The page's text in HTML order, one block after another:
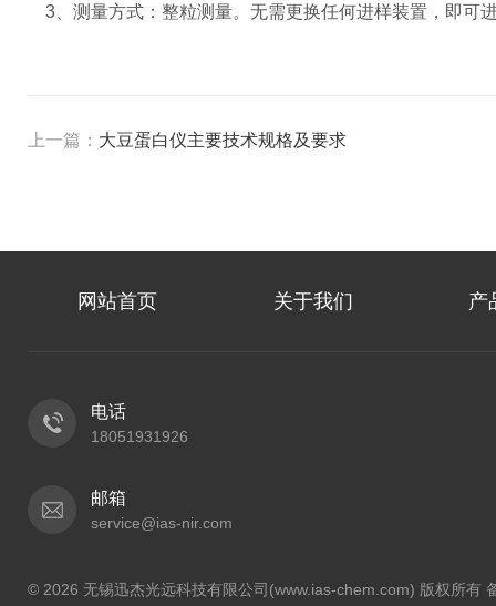
3、测量方式：整粒测量。无需更换任何进样装置，即可
上一篇： 大豆蛋白仪主要技术规格及要求
网站首页 关于我们 产
电话
18051931926
邮箱
service@ias-nir.com
© 2026 无锡迅杰光远科技有限公司(www.ias-chem.com) 版权所有